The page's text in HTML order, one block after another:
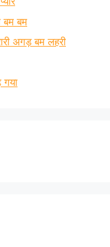
बम बम
अगड़ बम लहरी
गया